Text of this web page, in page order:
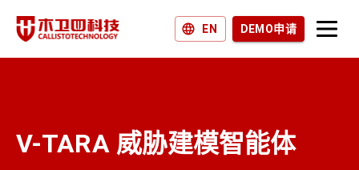
EN
DEMO申请
加入我们
V-TARA 威胁建模智能体